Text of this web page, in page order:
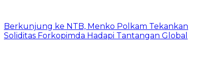
Berkunjung ke NTB, Menko Polkam Tekankan
Soliditas Forkopimda Hadapi Tantangan Global